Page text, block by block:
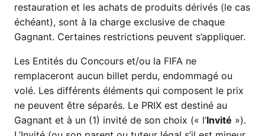
restauration et les achats de produits dérivés (le cas
échéant), sont à la charge exclusive de chaque
Gagnant. Certaines restrictions peuvent s’appliquer.
Les Entités du Concours et/ou la FIFA ne
remplaceront aucun billet perdu, endommagé ou
volé. Les différents éléments qui composent le prix
ne peuvent être séparés. Le PRIX est destiné au
Gagnant et à un (1) invité de son choix (« l’Invité »).